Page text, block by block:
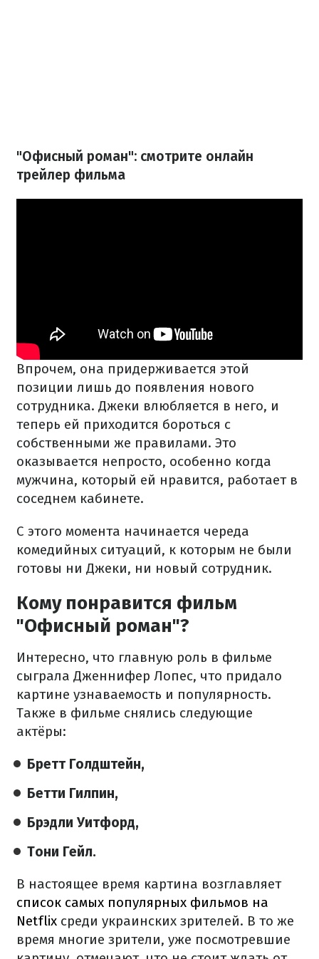
"Офисный роман": смотрите онлайн
трейлер фильма
Впрочем, она придерживается этой
позиции лишь до появления нового
сотрудника. Джеки влюбляется в него, и
теперь ей приходится бороться с
собственными же правилами. Это
оказывается непросто, особенно когда
мужчина, который ей нравится, работает в
соседнем кабинете.
С этого момента начинается череда
комедийных ситуаций, к которым не были
готовы ни Джеки, ни новый сотрудник.
Кому понравится фильм
"Офисный роман"?
Интересно, что главную роль в фильме
сыграла Дженнифер Лопес, что придало
картине узнаваемость и популярность.
Также в фильме снялись следующие
актёры:
Бретт Голдштейн,
Бетти Гилпин,
Брэдли Уитфорд,
Тони Гейл.
В настоящее время картина возглавляет
список самых популярных фильмов на
Netflix среди украинских зрителей. В то же
время многие зрители, уже посмотревшие